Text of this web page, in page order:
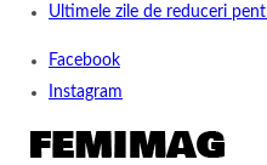
Ultimele zile de reduceri
Facebook
Instagram